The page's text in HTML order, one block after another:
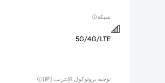
شبكة
5G/4G/LTE
توجيه بروتوكول الإنترنت (IP)